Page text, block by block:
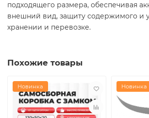
подходящего размера, обеспечивая
внешний вид, защиту содержимого и
хранении и перевозке.
Похожие товары
Новинка Новинка